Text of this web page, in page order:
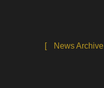
[ News Archive